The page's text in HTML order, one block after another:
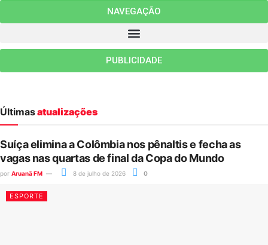
NAVEGAÇÃO
PUBLICIDADE
Últimasatualizações
Suíça elimina a Colômbia nos pênaltis e fecha as
vagas nas quartas de final da Copa do Mundo
por Aruanã FM 8 de julho de 2026 0
ESPORTE